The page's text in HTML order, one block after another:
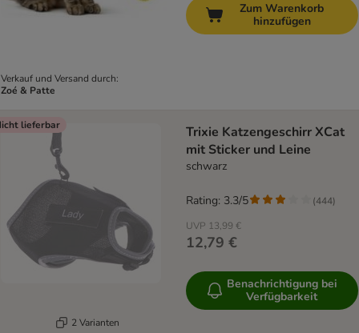
Verkauf und Versand durch:
Zoé & Patte
Zum Warenkorb
hinzufügen
lieferbar
2 Varianten
Trixie Katzengeschirr XCat
mit Sticker und Leine
schwarz
UVP 13,99 €
12,79 €
Rating: 3.3/5 (444)
Benachrichtigung bei
Verfügbarkeit